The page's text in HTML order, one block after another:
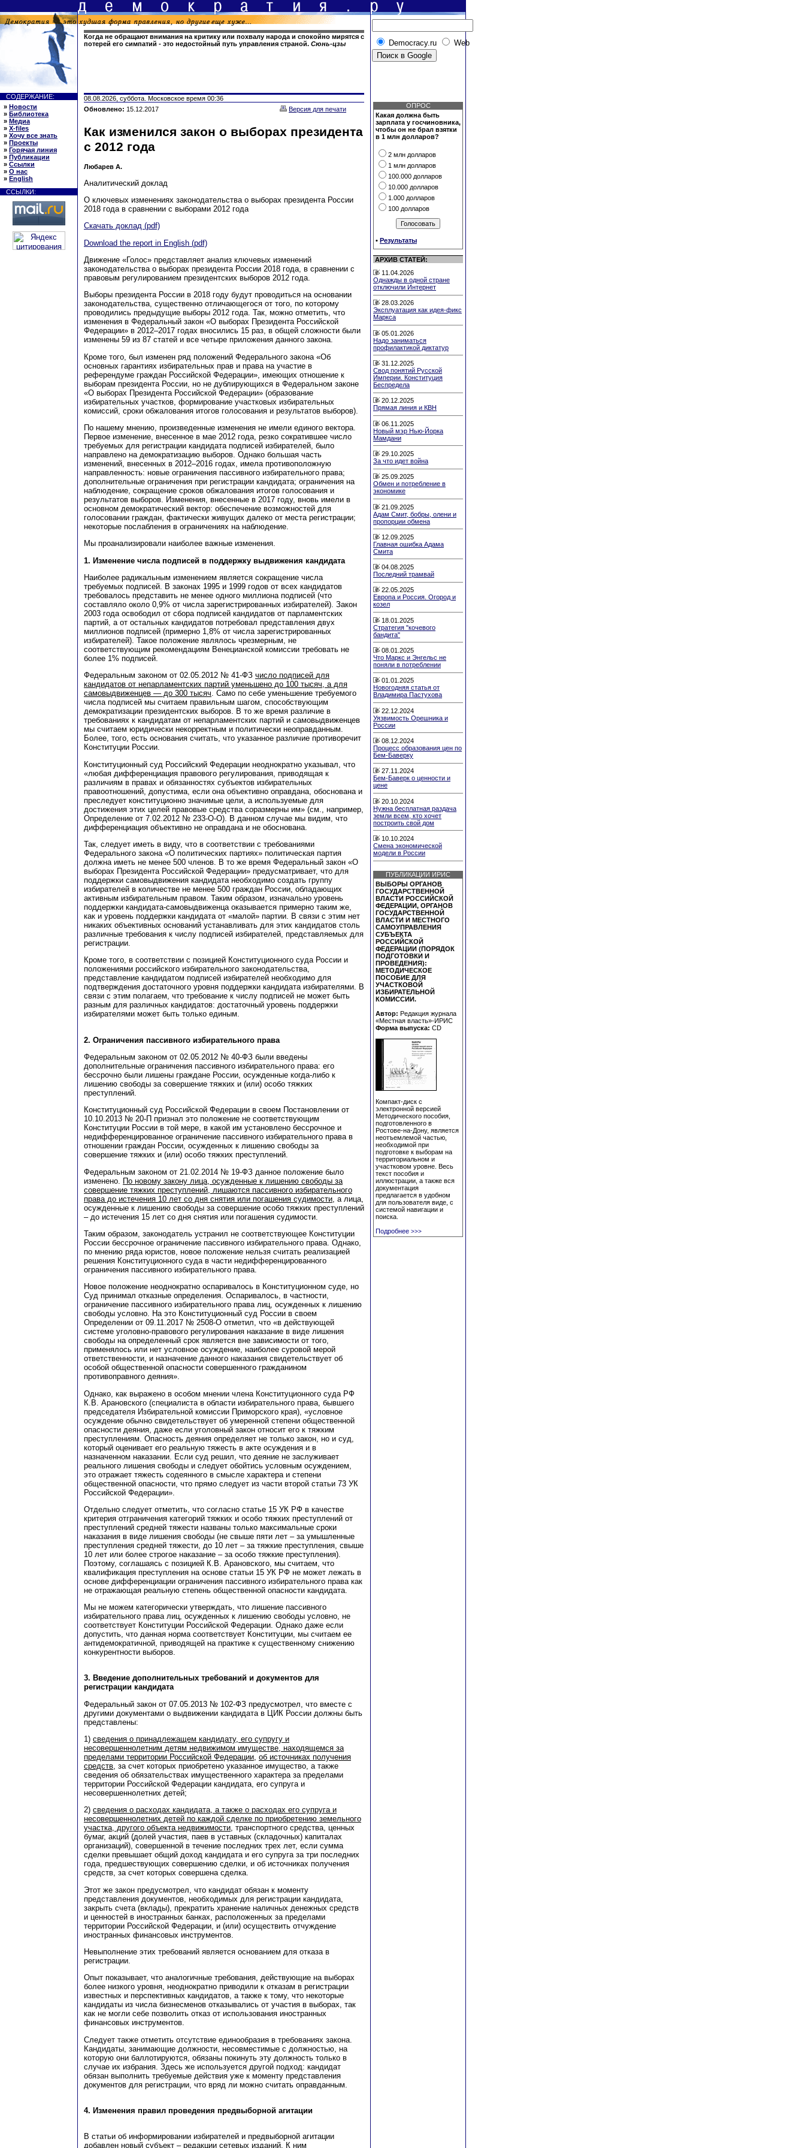
Когда не обращают внимания на критику или похвалу народа и спокойно мирятся с
потерей его симпатий - это недостойный путь управления страной. Сюнь-цзы Democracy.ru Web
СОДЕРЖАНИЕ:
» Новости
» Библиотека
» Медиа
» X-files
» Хочу все знать
» Проекты
» Горячая линия
» Публикации
» Ссылки
» О нас
» English
ССЫЛКИ:
08.08.2026, суббота. Московское время 00:36
Обновлено: 15.12.2017 Версия для печати
Как изменился закон о выборах президента
с 2012 года
Любарев А.
Аналитический доклад
О ключевых изменениях законодательства о выборах президента России
2018 года в сравнении с выборами 2012 года
Скачать доклад (pdf)
Download the report in English (pdf)
Движение «Голос» представляет анализ ключевых изменений
законодательства о выборах президента России 2018 года, в сравнении с
правовым регулированием президентских выборов 2012 года.
Выборы президента России в 2018 году будут проводиться на основании
законодательства, существенно отличающегося от того, по которому
проводились предыдущие выборы 2012 года. Так, можно отметить, что
изменения в Федеральный закон «О выборах Президента Российской
Федерации» в 2012–2017 годах вносились 15 раз, в общей сложности были
изменены 59 из 87 статей и все четыре приложения данного закона.
Кроме того, был изменен ряд положений Федерального закона «Об
основных гарантиях избирательных прав и права на участие в
референдуме граждан Российской Федерации», имеющих отношение к
выборам президента России, но не дублирующихся в Федеральном законе
«О выборах Президента Российской Федерации» (образование
избирательных участков, формирование участковых избирательных
комиссий, сроки обжалования итогов голосования и результатов выборов).
По нашему мнению, произведенные изменения не имели единого вектора.
Первое изменение, внесенное в мае 2012 года, резко сократившее число
требуемых для регистрации кандидата подписей избирателей, было
направлено на демократизацию выборов. Однако большая часть
изменений, внесенных в 2012–2016 годах, имела противоположную
направленность: новые ограничения пассивного избирательного права;
дополнительные ограничения при регистрации кандидата; ограничения на
наблюдение, сокращение сроков обжалования итогов голосования и
результатов выборов. Изменения, внесенные в 2017 году, вновь имели в
основном демократический вектор: обеспечение возможностей для
голосовании граждан, фактически живущих далеко от места регистрации;
некоторые послабления в ограничениях на наблюдение.
Мы проанализировали наиболее важные изменения.
1. Изменение числа подписей в поддержку выдвижения кандидата
Наиболее радикальным изменением является сокращение числа
требуемых подписей. В законах 1995 и 1999 годов от всех кандидатов
требовалось представить не менее одного миллиона подписей (что
составляло около 0,9% от числа зарегистрированных избирателей). Закон
2003 года освободил от сбора подписей кандидатов от парламентских
партий, а от остальных кандидатов потребовал представления двух
миллионов подписей (примерно 1,8% от числа зарегистрированных
избирателей). Такое положение являлось чрезмерным, не
соответствующим рекомендациям Венецианской комиссии требовать не
более 1% подписей.
Федеральным законом от 02.05.2012 № 41-ФЗ число подписей для
кандидатов от непарламентских партий уменьшено до 100 тысяч, а для
самовыдвиженцев — до 300 тысяч. Само по себе уменьшение требуемого
числа подписей мы считаем правильным шагом, способствующим
демократизации президентских выборов. В то же время различие в
требованиях к кандидатам от непарламентских партий и самовыдвиженцев
мы считаем юридически некорректным и политически неоправданным.
Более, того, есть основания считать, что указанное различие противоречит
Конституции России.
Конституционный суд Российский Федерации неоднократно указывал, что
«любая дифференциация правового регулирования, приводящая к
различиям в правах и обязанностях субъектов избирательных
правоотношений, допустима, если она объективно оправдана, обоснована и
преследует конституционно значимые цели, а используемые для
достижения этих целей правовые средства соразмерны им» (см., например,
Определение от 7.02.2012 № 233-О-О). В данном случае мы видим, что
дифференциация объективно не оправдана и не обоснована.
Так, следует иметь в виду, что в соответствии с требованиями
Федерального закона «О политических партиях» политическая партия
должна иметь не менее 500 членов. В то же время Федеральный закон «О
выборах Президента Российской Федерации» предусматривает, что для
поддержки самовыдвижения кандидата необходимо создать группу
избирателей в количестве не менее 500 граждан России, обладающих
активным избирательным правом. Таким образом, изначально уровень
поддержки кандидата-самовыдвиженца оказывается примерно таким же,
как и уровень поддержки кандидата от «малой» партии. В связи с этим нет
никаких объективных оснований устанавливать для этих кандидатов столь
различные требования к числу подписей избирателей, представляемых для
регистрации.
Кроме того, в соответствии с позицией Конституционного суда России и
положениями российского избирательного законодательства,
представление кандидатом подписей избирателей необходимо для
подтверждения достаточного уровня поддержки кандидата избирателями. В
связи с этим полагаем, что требование к числу подписей не может быть
разным для различных кандидатов: достаточный уровень поддержки
избирателями может быть только единым.
2. Ограничения пассивного избирательного права
Федеральным законом от 02.05.2012 № 40-ФЗ были введены
дополнительные ограничения пассивного избирательного права: его
бессрочно были лишены граждане России, осужденные когда-либо к
лишению свободы за совершение тяжких и (или) особо тяжких
преступлений.
Конституционный суд Российской Федерации в своем Постановлении от
10.10.2013 № 20-П признал это положение не соответствующим
Конституции России в той мере, в какой им установлено бессрочное и
недифференцированное ограничение пассивного избирательного права в
отношении граждан России, осужденных к лишению свободы за
совершение тяжких и (или) особо тяжких преступлений.
Федеральным законом от 21.02.2014 № 19-ФЗ данное положение было
изменено. По новому закону лица, осужденные к лишению свободы за
совершение тяжких преступлений, лишаются пассивного избирательного
права до истечения 10 лет со дня снятия или погашения судимости , а лица,
осужденные к лишению свободы за совершение особо тяжких преступлений
– до истечения 15 лет со дня снятия или погашения судимости.
Таким образом, законодатель устранил не соответствующее Конституции
России бессрочное ограничение пассивного избирательного права. Однако,
по мнению ряда юристов, новое положение нельзя считать реализацией
решения Конституционного суда в части недифференцированного
ограничения пассивного избирательного права.
Новое положение неоднократно оспаривалось в Конституционном суде, но
Суд принимал отказные определения. Оспаривалось, в частности,
ограничение пассивного избирательного права лиц, осужденных к лишению
свободы условно. На это Конституционный суд России в своем
Определении от 09.11.2017 № 2508-О отметил, что «в действующей
системе уголовно-правового регулирования наказание в виде лишения
свободы на определенный срок является вне зависимости от того,
применялось или нет условное осуждение, наиболее суровой мерой
ответственности, и назначение данного наказания свидетельствует об
особой общественной опасности совершенного гражданином
противоправного деяния».
Однако, как выражено в особом мнении члена Конституционного суда РФ
К.В. Арановского (специалиста в области избирательного права, бывшего
председателя Избирательной комиссии Приморского края), «условное
осуждение обычно свидетельствует об умеренной степени общественной
опасности деяния, даже если уголовный закон относит его к тяжким
преступлениям. Опасность деяния определяет не только закон, но и суд,
который оценивает его реальную тяжесть в акте осуждения и в
назначенном наказании. Если суд решил, что деяние не заслуживает
реального лишения свободы и следует обойтись условным осуждением,
это отражает тяжесть содеянного в смысле характера и степени
общественной опасности, что прямо следует из части второй статьи 73 УК
Российской Федерации».
Отдельно следует отметить, что согласно статье 15 УК РФ в качестве
критерия отграничения категорий тяжких и особо тяжких преступлений от
преступлений средней тяжести названы только максимальные сроки
наказания в виде лишения свободы (не свыше пяти лет – за умышленные
преступления средней тяжести, до 10 лет – за тяжкие преступления, свыше
10 лет или более строгое наказание – за особо тяжкие преступления).
Поэтому, соглашаясь с позицией К.В. Арановского, мы считаем, что
квалификация преступления на основе статьи 15 УК РФ не может лежать в
основе дифференциации ограничения пассивного избирательного права как
не отражающая реальную степень общественной опасности кандидата.
Мы не можем категорически утверждать, что лишение пассивного
избирательного права лиц, осужденных к лишению свободы условно, не
соответствует Конституции Российской Федерации. Однако даже если
допустить, что данная норма соответствует Конституции, мы считаем ее
антидемократичной, приводящей на практике к существенному снижению
конкурентности выборов.
3. Введение дополнительных требований и документов для
регистрации кандидата
Федеральный закон от 07.05.2013 № 102-ФЗ предусмотрел, что вместе с
другими документами о выдвижении кандидата в ЦИК России должны быть
представлены:
1) сведения о принадлежащем кандидату, его супругу и
несовершеннолетним детям недвижимом имуществе, находящемся за
пределами территории Российской Федерации, об источниках получения
средств, за счет которых приобретено указанное имущество, а также
сведения об обязательствах имущественного характера за пределами
территории Российской Федерации кандидата, его супруга и
несовершеннолетних детей;
2) сведения о расходах кандидата, а также о расходах его супруга и
несовершеннолетних детей по каждой сделке по приобретению земельного
участка, другого объекта недвижимости, транспортного средства, ценных
бумаг, акций (долей участия, паев в уставных (складочных) капиталах
организаций), совершенной в течение последних трех лет, если сумма
сделки превышает общий доход кандидата и его супруга за три последних
года, предшествующих совершению сделки, и об источниках получения
средств, за счет которых совершена сделка.
Этот же закон предусмотрел, что кандидат обязан к моменту
представления документов, необходимых для регистрации кандидата,
закрыть счета (вклады), прекратить хранение наличных денежных средств
и ценностей в иностранных банках, расположенных за пределами
территории Российской Федерации, и (или) осуществить отчуждение
иностранных финансовых инструментов.
Невыполнение этих требований является основанием для отказа в
регистрации.
Опыт показывает, что аналогичные требования, действующие на выборах
более низкого уровня, неоднократно приводили к отказам в регистрации
известных и перспективных кандидатов, а также к тому, что некоторые
кандидаты из числа бизнесменов отказывались от участия в выборах, так
как не могли себе позволить отказ от использования иностранных
финансовых инструментов.
Следует также отметить отсутствие единообразия в требованиях закона.
Кандидаты, занимающие должности, несовместимые с должностью, на
которую они баллотируются, обязаны покинуть эту должность только в
случае их избрания. Здесь же используется другой подход: кандидат
обязан выполнить требуемые действия уже к моменту представления
документов для регистрации, что вряд ли можно считать оправданным.
4. Изменения правил проведения предвыборной агитации
В статьи об информировании избирателей и предвыборной агитации
добавлен новый субъект – редакции сетевых изданий. К ним
ОПРОС
Какая должна быть
зарплата у госчиновника,
чтобы он не брал взятки
в 1 млн долларов?
2 млн долларов
1 млн долларов
100.000 долларов
10.000 долларов
1.000 долларов
100 долларов
• Результаты
АРХИВ СТАТЕЙ:
11.04.2026
Однажды в одной стране
отключили Интернет
28.03.2026
Эксплуатация как идея-фикс
Маркса
05.01.2026
Надо заниматься
профилактикой диктатур
31.12.2025
Свод понятий Русской
Империи. Конституция
Беспредела
20.12.2025
Прямая линия и КВН
06.11.2025
Новый мэр Нью-Йорка
Мамдани
29.10.2025
За что идет война
25.09.2025
Обмен и потребление в
экономике
21.09.2025
Адам Смит, бобры, олени и
пропорции обмена
12.09.2025
Главная ошибка Адама
Смита
04.08.2025
Последний трамвай
22.05.2025
Европа и Россия. Огород и
козел
18.01.2025
Стратегия "кочевого
бандита"
08.01.2025
Что Маркс и Энгельс не
поняли в потреблении
01.01.2025
Новогодняя статья от
Владимира Пастухова
22.12.2024
Уязвимость Орешника и
России
08.12.2024
Процесс образования цен по
Бем-Баверку
27.11.2024
Бем-Баверк о ценности и
цене
20.10.2024
Нужна бесплатная раздача
земли всем, кто хочет
построить свой дом
10.10.2024
Смена экономической
модели в России
ПУБЛИКАЦИИ ИРИС
ВЫБОРЫ ОРГАНОВ
ГОСУДАРСТВЕННОЙ
ВЛАСТИ РОССИЙСКОЙ
ФЕДЕРАЦИИ, ОРГАНОВ
ГОСУДАРСТВЕННОЙ
ВЛАСТИ И МЕСТНОГО
САМОУПРАВЛЕНИЯ
СУБЪЕКТА
РОССИЙСКОЙ
ФЕДЕРАЦИИ (ПОРЯДОК
ПОДГОТОВКИ И
ПРОВЕДЕНИЯ):
МЕТОДИЧЕСКОЕ
ПОСОБИЕ ДЛЯ
УЧАСТКОВОЙ
ИЗБИРАТЕЛЬНОЙ
КОМИССИИ.
Автор: Редакция журнала
«Местная власть»-ИРИС
Форма выпуска: CD
Компакт-диск с
электронной версией
Методического пособия,
подготовленного в
Ростове-на-Дону, является
неотъемлемой частью,
необходимой при
подготовке к выборам на
территориальном и
участковом уровне. Весь
текст пособия и
иллюстрации, а также вся
документация
предлагается в удобном
для пользователя виде, с
системой навигации и
поиска.
Подробнее >>>